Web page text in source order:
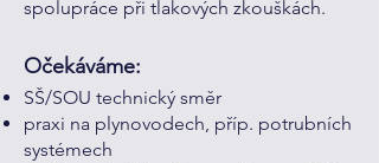
spolupráce při tlakových zkouškách.
Očekáváme:
SŠ/SOU technický směr
praxi na plynovodech, příp. potrubních
systémech